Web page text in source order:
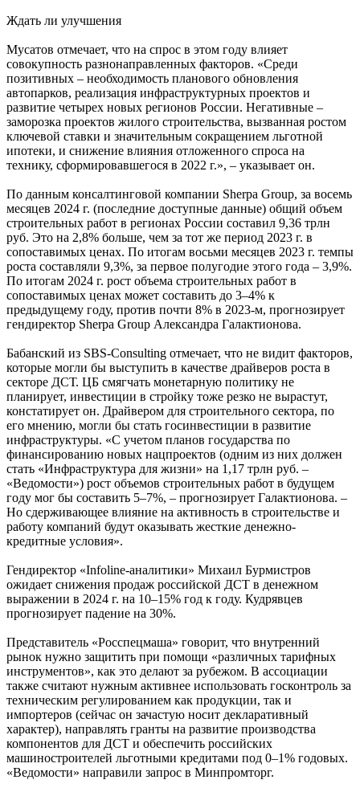
Ждать ли улучшения
Мусатов отмечает, что на спрос в этом году влияет
совокупность разнонаправленных факторов. «Среди
позитивных – необходимость планового обновления
автопарков, реализация инфраструктурных проектов и
развитие четырех новых регионов России. Негативные –
заморозка проектов жилого строительства, вызванная ростом
ключевой ставки и значительным сокращением льготной
ипотеки, и снижение влияния отложенного спроса на
технику, сформировавшегося в 2022 г.», – указывает он.
По данным консалтинговой компании Sherpa Group, за восемь
месяцев 2024 г. (последние доступные данные) общий объем
строительных работ в регионах России составил 9,36 трлн
руб. Это на 2,8% больше, чем за тот же период 2023 г. в
сопоставимых ценах. По итогам восьми месяцев 2023 г. темпы
роста составляли 9,3%, за первое полугодие этого года – 3,9%.
По итогам 2024 г. рост объема строительных работ в
сопоставимых ценах может составить до 3–4% к
предыдущему году, против почти 8% в 2023-м, прогнозирует
гендиректор Sherpa Group Александра Галактионова.
Бабанский из SBS-Consulting отмечает, что не видит факторов,
которые могли бы выступить в качестве драйверов роста в
секторе ДСТ. ЦБ смягчать монетарную политику не
планирует, инвестиции в стройку тоже резко не вырастут,
констатирует он. Драйвером для строительного сектора, по
его мнению, могли бы стать госинвестиции в развитие
инфраструктуры. «С учетом планов государства по
финансированию новых нацпроектов (одним из них должен
стать «Инфраструктура для жизни» на 1,17 трлн руб. –
«Ведомости») рост объемов строительных работ в будущем
году мог бы составить 5–7%, – прогнозирует Галактионова. –
Но сдерживающее влияние на активность в строительстве и
работу компаний будут оказывать жесткие денежно-
кредитные условия».
Гендиректор «Infoline-аналитики» Михаил Бурмистров
ожидает снижения продаж российской ДСТ в денежном
выражении в 2024 г. на 10–15% год к году. Кудрявцев
прогнозирует падение на 30%.
Представитель «Росспецмаша» говорит, что внутренний
рынок нужно защитить при помощи «различных тарифных
инструментов», как это делают за рубежом. В ассоциации
также считают нужным активнее использовать госконтроль за
техническим регулированием как продукции, так и
импортеров (сейчас он зачастую носит декларативный
характер), направлять гранты на развитие производства
компонентов для ДСТ и обеспечить российских
машиностроителей льготными кредитами под 0–1% годовых.
«Ведомости» направили запрос в Минпромторг.